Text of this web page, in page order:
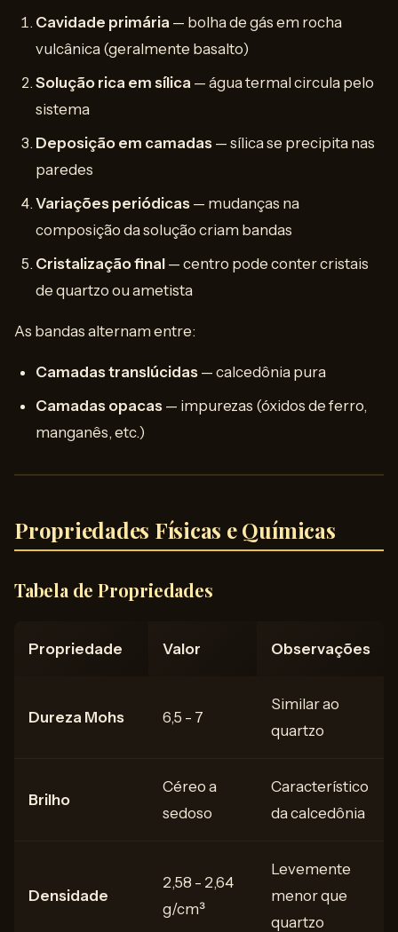
Cavidade primária — bolha de gás em rocha
vulcânica (geralmente basalto)
Solução rica em sílica — água termal circula pelo
sistema
Deposição em camadas — sílica se precipita nas
paredes
Variações periódicas — mudanças na
composição da solução criam bandas
Cristalização final — centro pode conter cristais
de quartzo ou ametista
As bandas alternam entre:
Camadas translúcidas — calcedônia pura
Camadas opacas — impurezas (óxidos de ferro,
manganês, etc.)
Propriedades Físicas e Químicas
Tabela de Propriedades
Propriedade Valor Observações
Dureza Mohs 6,5 - 7
Similar ao
quartzo
Brilho
Céreo a
sedoso
Característico
da calcedônia
Densidade
2,58 - 2,64
g/cm³
Levemente
menor que
quartzo